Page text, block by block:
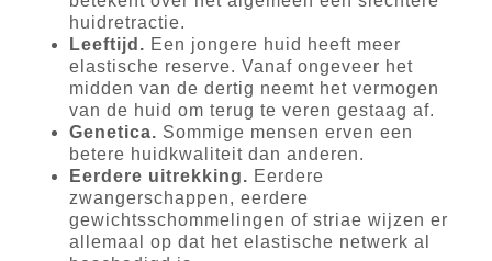
huidretractie.
Leeftijd. Een jongere huid heeft meer
elastische reserve. Vanaf ongeveer het
midden van de dertig neemt het vermogen
van de huid om terug te veren gestaag af.
Genetica. Sommige mensen erven een
betere huidkwaliteit dan anderen.
Eerdere uitrekking. Eerdere
zwangerschappen, eerdere
gewichtsschommelingen of striae wijzen er
allemaal op dat het elastische netwerk al